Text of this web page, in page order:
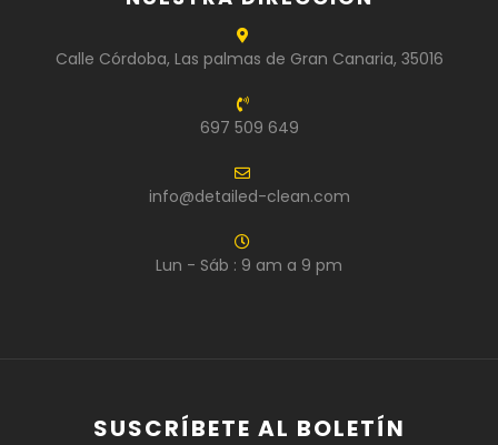
Calle Córdoba, Las palmas de Gran Canaria, 35016
697 509 649
info@detailed-clean.com
Lun - Sáb : 9 am a 9 pm
SUSCRÍBETE AL BOLETÍN